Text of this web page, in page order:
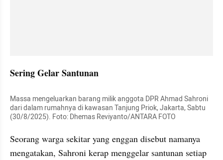
Sering Gelar Santunan
Massa mengeluarkan barang milik anggota DPR Ahmad Sahroni
dari dalam rumahnya di kawasan Tanjung Priok, Jakarta, Sabtu
(30/8/2025). Foto: Dhemas Reviyanto/ANTARA FOTO
Seorang warga sekitar yang enggan disebut namanya
mengatakan, Sahroni kerap menggelar santunan setiap